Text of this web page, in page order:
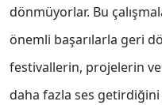
dönmüyorlar. Bu
önemli başarılarla geri
festivallerin, projelerin
daha fazla ses